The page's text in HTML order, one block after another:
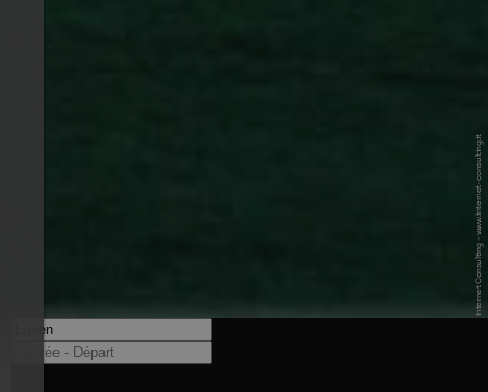
© Benedikt T. - Internet Consulting - www.internet-consulting.it